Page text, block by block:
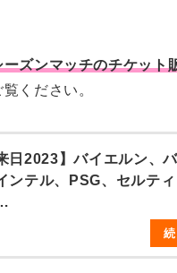
ズンマッチのチケット
ください。
日2023】バイエルン、
ンテル、PSG、セルテ